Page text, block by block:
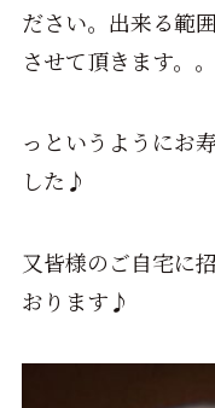
ださい。出来る範
させて頂きます。。
っというようにお
した♪
又皆様のご自宅に
おります♪